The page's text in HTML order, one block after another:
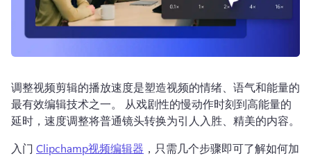
调整视频剪辑的播放速度是塑造视频的情绪、语气和能量的
最有效编辑技术之一。 从戏剧性的慢动作时刻到高能量的
延时，速度调整将普通镜头转换为引人入胜、精美的内容。
入门 Clipchamp视频编辑器 ，只需几个步骤即可了解如何加